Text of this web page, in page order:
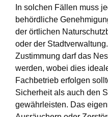
In solchen Fällen muss
behördliche
der örtlichen
oder der
Zustimmung darf das
werden, wobei dies
Fachbetrieb erfolgen
Sicherheit als auch den
gewährleisten. Das